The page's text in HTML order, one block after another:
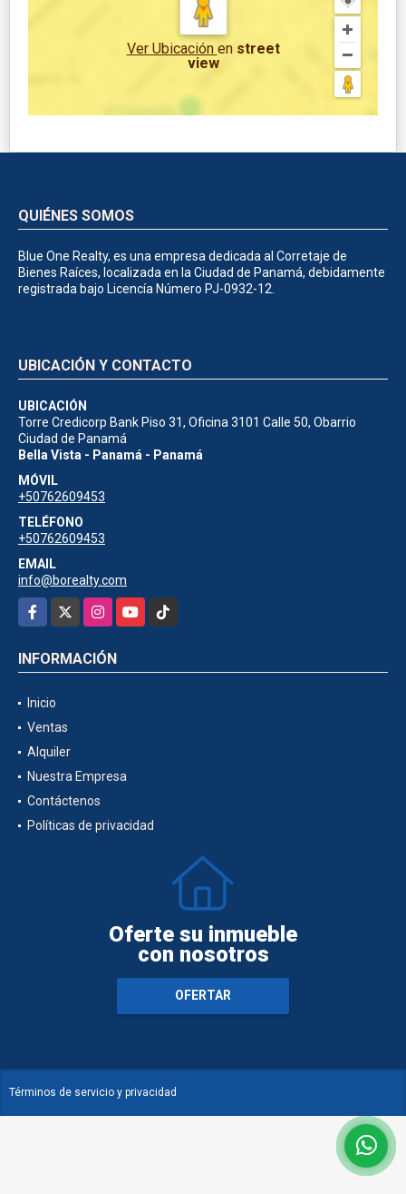
Ver Ubicación en street
view
QUIÉNES SOMOS
Blue One Realty, es una empresa dedicada al Corretaje de
Bienes Raíces, localizada en la Ciudad de Panamá, debidamente
registrada bajo Licencía Número PJ-0932-12.
UBICACIÓN Y CONTACTO
UBICACIÓN
Torre Credicorp Bank Piso 31, Oficina 3101 Calle 50, Obarrio
Ciudad de Panamá
Bella Vista - Panamá - Panamá
MÓVIL
+50762609453
TELÉFONO
+50762609453
EMAIL
info@borealty.com
Facebook
InstagramYouTubeTikTok
INFORMACIÓN
Inicio
Ventas
Alquiler
Nuestra Empresa
Contáctenos
Políticas de privacidad
Oferte su inmueble
con nosotros
OFERTAR
Términos de servicio y privacidad